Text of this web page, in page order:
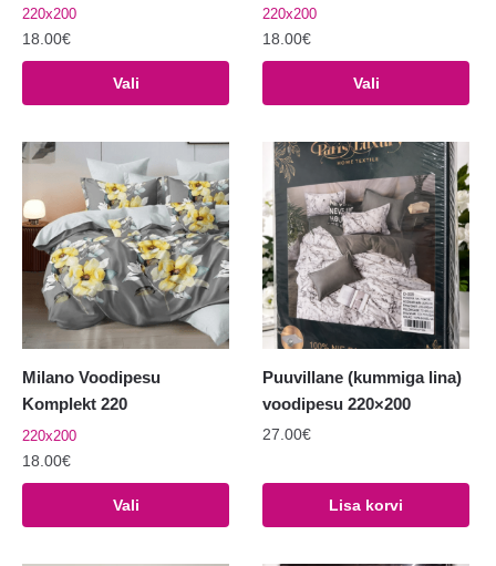
220x200
18.00€
Vali
tootel
mitu
Valikuid
saab
teha
tootelehel.
220x200
18.00€
Vali
tootel
mitu
varianti.
Valikuid
saab
teha
tootelehel.
Milano Voodipesu
Komplekt 220
220x200
18.00€
Vali
tootel
Puuvillane (kummiga lina)
voodipesu 220×200
27.00€
Lisa korvi